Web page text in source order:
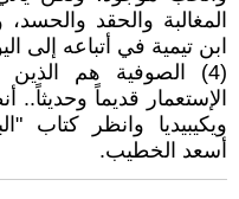
المغالبة والحقد
ابن تيمية في أتباعه إلى
(4) الصوفية هم
الإستعمار قديماً
ويكيبيديا وانظر كتاب
أسعد الخطيب.